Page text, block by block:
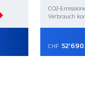
CO2-
Verbrauch
CHF